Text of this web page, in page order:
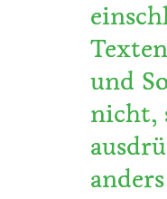
und
nicht,